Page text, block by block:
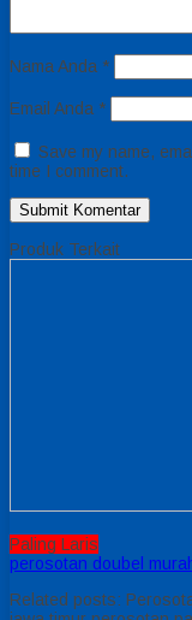
Nama Anda *
Email Anda *
Save my name,
time I comment.
Produk Terkait
Paling Laris
perosotan doubel
Related posts: